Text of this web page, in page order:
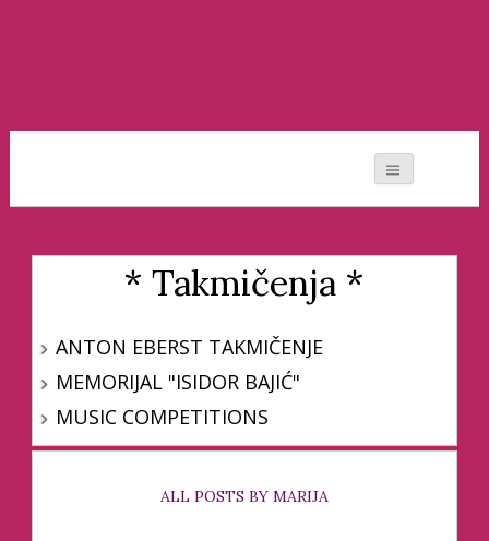
* Takmičenja *
ANTON EBERST TAKMIČENJE
MEMORIJAL "ISIDOR BAJIĆ"
MUSIC COMPETITIONS
ALL POSTS BY MARIJA